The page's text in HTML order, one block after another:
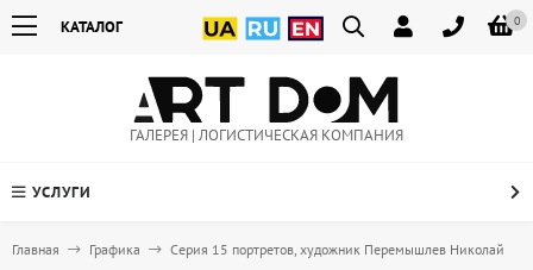
0
КАТАЛОГ
ГАЛЕРЕЯ | ЛОГИСТИЧЕСКАЯ КОМПАНИЯ
УСЛУГИ
Главная Графика Серия 15 портретов, художник Перемышлев Николай